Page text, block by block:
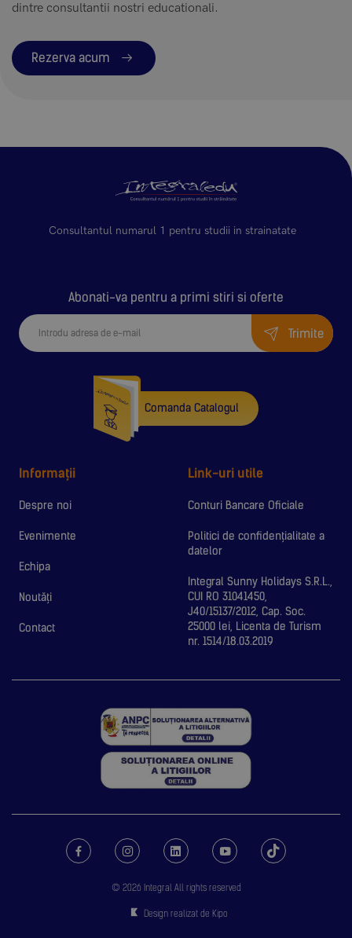
dintre consultantii nostri educationali.
Rezerva acum
Consultantul numarul 1 pentru studii in strainatate
Informații
Despre noi
Evenimente
Echipa
Noutăți
Contact
Link-uri utile
Conturi Bancare Oficiale
Politici de confidențialitate a
datelor
Integral Sunny Holidays S.R.L.,
CUI RO 31041450,
J40/15137/2012, Cap. Soc.
25000 lei, Licenta de Turism
nr. 1514/18.03.2019
Abonati-va pentru a primi stiri si oferte
Trimite
Comanda Catalogul
© 2026 Integral All rights reserved
Design realizat de Kipo